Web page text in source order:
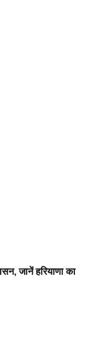
जानें हरियाणा का